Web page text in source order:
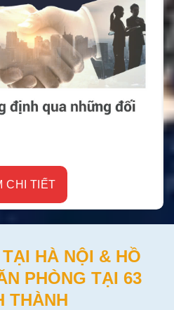
CHI TIẾT
HÀ NỘI & HỒ
PHÒNG TẠI 63
THÀNH